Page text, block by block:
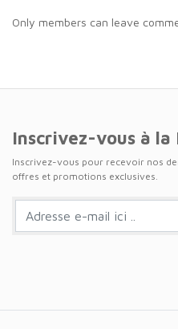
Only members can leave
Inscrivez-vous à
Inscrivez-vous pour recevoir nos
offres et promotions exclusives.